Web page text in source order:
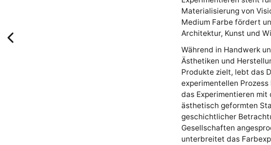
Materialisierung von
Medium Farbe fördert
Architektur, Kunst und
Während in Handwerk
Ästhetiken und
Produkte zielt, lebt das
experimentellen
das Experimentieren mit
ästhetisch geformten
geschichtlicher
Gesellschaften
unterbreitet das